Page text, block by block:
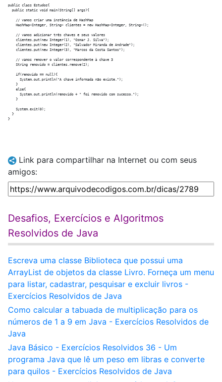
public class Estudos{
  public static void main(String[] args){
    // vamos criar uma instância de HashMap
    HashMap<Integer, String> clientes = new HashMap<Integer, String>();
    // vamos adicionar três chaves e seus valores
    clientes.put(new Integer(1), "Osmar J. Silva");
    clientes.put(new Integer(2), "Salvador Miranda de Andrade");
    clientes.put(new Integer(3), "Marcos da Costa Santos");
    // vamos remover o valor correspondente à chave 3
    String removido = clientes.remove(2);
    if(removido == null){
      System.out.println("A chave informada não existe.");
    }
    else{
      System.out.println(removido + " foi removido com sucesso.");
    }
    System.exit(0);
  }
Link para compartilhar na Internet ou com seus
amigos:
Desafios, Exercícios e Algoritmos
Resolvidos de Java
Escreva uma classe Biblioteca que possui uma
ArrayList de objetos da classe Livro. Forneça um menu
para listar, cadastrar, pesquisar e excluir livros -
Exercícios Resolvidos de Java
Como calcular a tabuada de multiplicação para os
números de 1 a 9 em Java - Exercícios Resolvidos de
Java
Java Básico - Exercícios Resolvidos 36 - Um
programa Java que lê um peso em libras e converte
para quilos - Exercícios Resolvidos de Java